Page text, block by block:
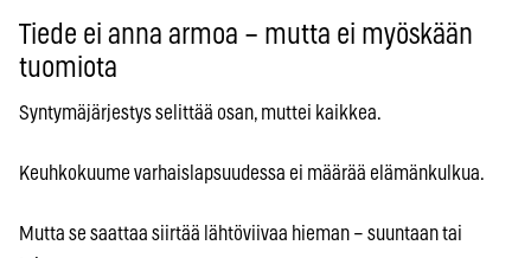
Tiede ei anna armoa – mutta ei myöskään
tuomiota
Syntymäjärjestys selittää osan, muttei kaikkea.
Keuhkokuume varhaislapsuudessa ei määrää elämänkulkua.
Mutta se saattaa siirtää lähtöviivaa hieman – suuntaan tai